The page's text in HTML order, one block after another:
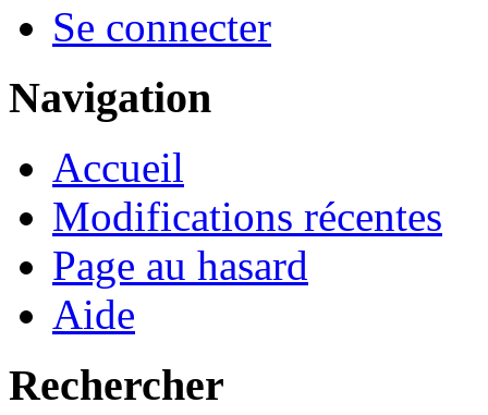
Se connecter
Navigation
Accueil
Modifications récentes
Page au hasard
Aide
Rechercher